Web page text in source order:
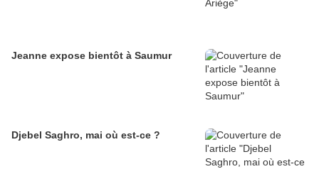
Jeanne expose bientôt à Saumur
Djebel Saghro, mai où est-ce ?